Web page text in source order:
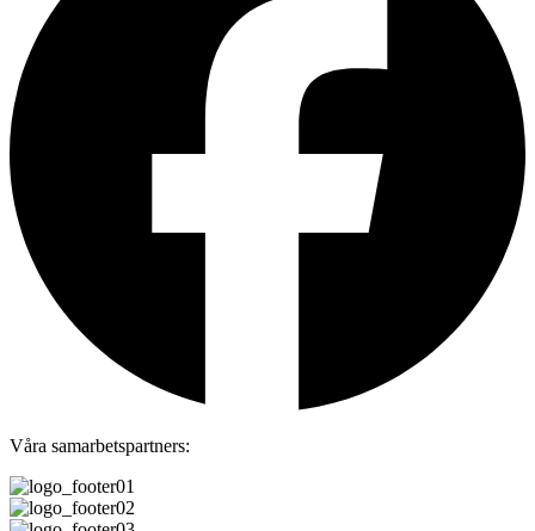
Våra samarbetspartners: